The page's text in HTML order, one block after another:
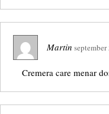
Martin
Cremera care menar